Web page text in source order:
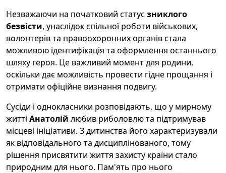
Незважаючи на початковий статус зниклого
безвісти, унаслідок спільної роботи військових,
волонтерів та правоохоронних органів стала
можливою ідентифікація та оформлення останнього
шляху героя. Це важливий момент для родини,
оскільки дає можливість провести гідне прощання і
отримати офіційне визнання подвигу.
Сусіди і однокласники розповідають, що у мирному
житті Анатолій любив риболовлю та підтримував
місцеві ініціативи. З дитинства його характеризували
як відповідального та дисциплінованого, тому
рішення присвятити життя захисту країни стало
природним для нього. Пам'ять про нього